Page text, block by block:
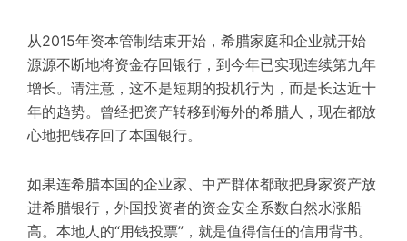
从2015年资本管制结束开始，希腊家庭和企业就开始
源源不断地将资金存回银行，到今年已实现连续第九年
增长。请注意，这不是短期的投机行为，而是长达近十
年的趋势。曾经把资产转移到海外的希腊人，现在都放
心地把钱存回了本国银行。
如果连希腊本国的企业家、中产群体都敢把身家资产放
进希腊银行，外国投资者的资金安全系数自然水涨船
高。本地人的“用钱投票”，就是值得信任的信用背书。